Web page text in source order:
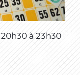
20h30 à 23h30